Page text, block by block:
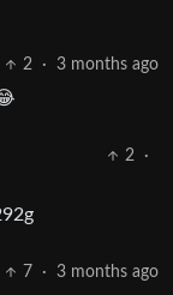
2 · 3 months ago
2
·
7 · 3 months ago